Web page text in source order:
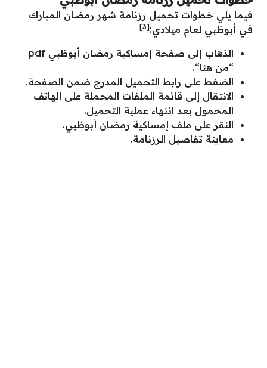
فيما يلي خطوات تحميل رزنامة شهر رمضان المبارك
في أبوظبي لعام ميلادي:[3]
الذهاب إلى صفحة إمساكية رمضان أبوظبي pdf
“من هنا“.
الضغط على رابط التحميل المدرج ضمن الصفحة.
الانتقال إلى قائمة الملفات المحملة على الهاتف
المحمول بعد انتهاء عملية التحميل.
النقر على ملف إمساكية رمضان أبوظبي.
معاينة تفاصيل الرزنامة.